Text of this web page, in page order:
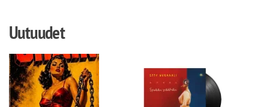
Uutuudet